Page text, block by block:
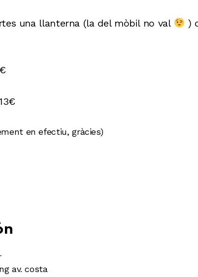
una llanterna (la del mòbil no val
)
en efectiu, gràcies)
av. costa